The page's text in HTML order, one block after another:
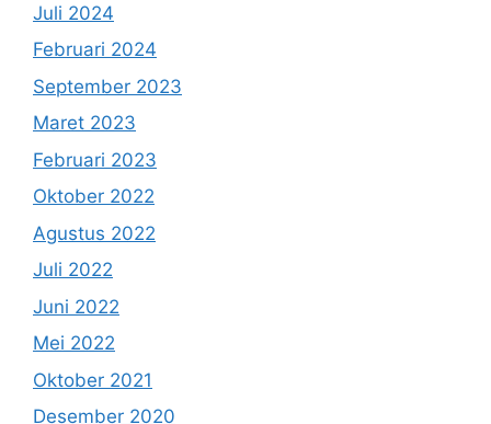
Juli 2024
Februari 2024
September 2023
Maret 2023
Februari 2023
Oktober 2022
Agustus 2022
Juli 2022
Juni 2022
Mei 2022
Oktober 2021
Desember 2020